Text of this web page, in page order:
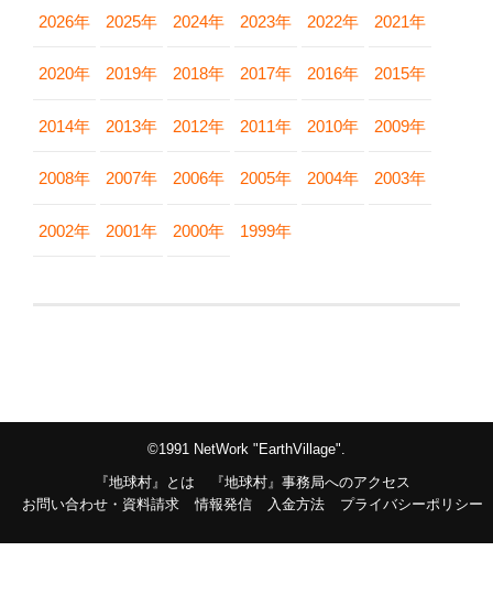
2026年 2025年 2024年 2023年 2022年 2021年
2020年 2019年 2018年 2017年 2016年 2015年
2014年 2013年 2012年 2011年 2010年 2009年
2008年 2007年 2006年 2005年 2004年 2003年
2002年 2001年 2000年 1999年
©1991 NetWork "EarthVillage".
『地球村』とは
『地球村』事務局へのアクセス
お問い合わせ・資料請求
情報発信 入金方法 プライバシーポリシー